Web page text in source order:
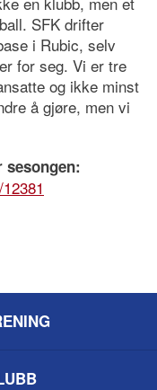
SFK drifter
i Rubic, selv
for seg. Vi er tre
og ikke minst
å gjøre, men vi